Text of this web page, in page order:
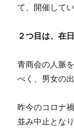
て、開催して
２つ目は、在
青商会の人脈
べく、男女の
昨今のコロナ
並み中止とな